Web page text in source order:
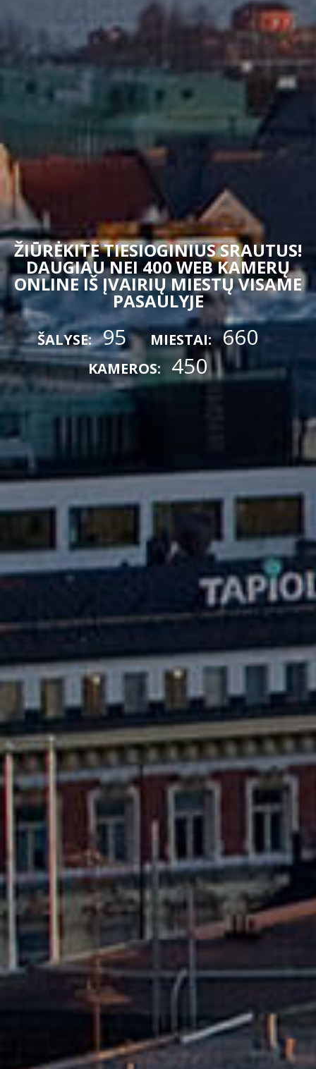
ŽIŪRĖKITE TIESIOGINIUS SRAUTUS!
DAUGIAU NEI 400 WEB KAMERŲ
ONLINE IŠ ĮVAIRIŲ MIESTŲ VISAME
PASAULYJE
ŠALYSE: 95 MIESTAI: 660
KAMEROS: 450